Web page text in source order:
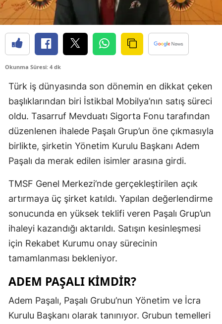
Okunma Süresi: 4 dk
Türk iş dünyasında son dönemin en dikkat çeken
başlıklarından biri İstikbal Mobilya’nın satış süreci
oldu. Tasarruf Mevduatı Sigorta Fonu tarafından
düzenlenen ihalede Paşalı Grup’un öne çıkmasıyla
birlikte, şirketin Yönetim Kurulu Başkanı Adem
Paşalı da merak edilen isimler arasına girdi.
TMSF Genel Merkezi’nde gerçekleştirilen açık
artırmaya üç şirket katıldı. Yapılan değerlendirme
sonucunda en yüksek teklifi veren Paşalı Grup’un
ihaleyi kazandığı aktarıldı. Satışın kesinleşmesi
için Rekabet Kurumu onay sürecinin
tamamlanması bekleniyor.
ADEM PAŞALI KİMDİR?
Adem Paşalı, Paşalı Grubu’nun Yönetim ve İcra
Kurulu Başkanı olarak tanınıyor. Grubun temelleri